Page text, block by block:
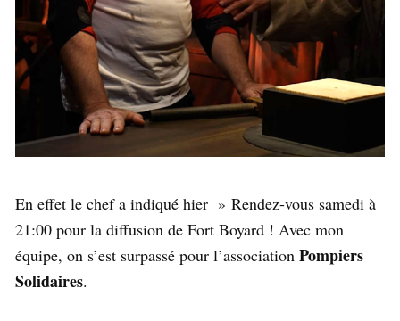
En effet le chef a indiqué hier » Rendez-vous samedi à
21:00 pour la diffusion de Fort Boyard ! Avec mon
équipe, on s’est surpassé pour l’association Pompiers
Solidaires.